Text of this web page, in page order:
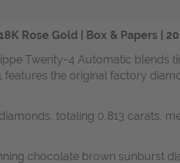
Rose Gold |
Box & Papers |
Twenty~4 Automatic blends
the original factory
totaling 0,813 carats,
chocolate brown sunburst